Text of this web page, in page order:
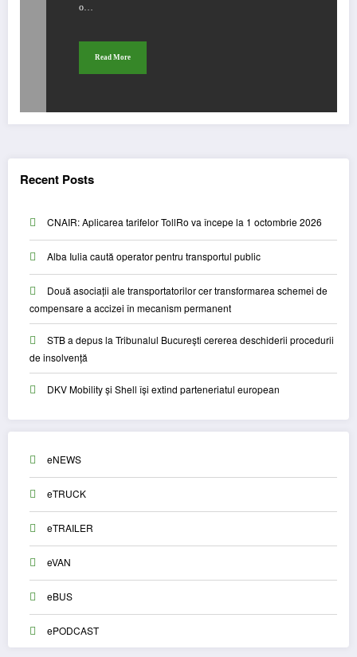
o…
Read More
Recent Posts
CNAIR: Aplicarea tarifelor TollRo va începe la 1 octombrie 2026
Alba Iulia caută operator pentru transportul public
Două asociații ale transportatorilor cer transformarea schemei de
compensare a accizei în mecanism permanent
STB a depus la Tribunalul București cererea deschiderii procedurii
de insolvență
DKV Mobility și Shell își extind parteneriatul european
eNEWS
eTRUCK
eTRAILER
eVAN
eBUS
ePODCAST